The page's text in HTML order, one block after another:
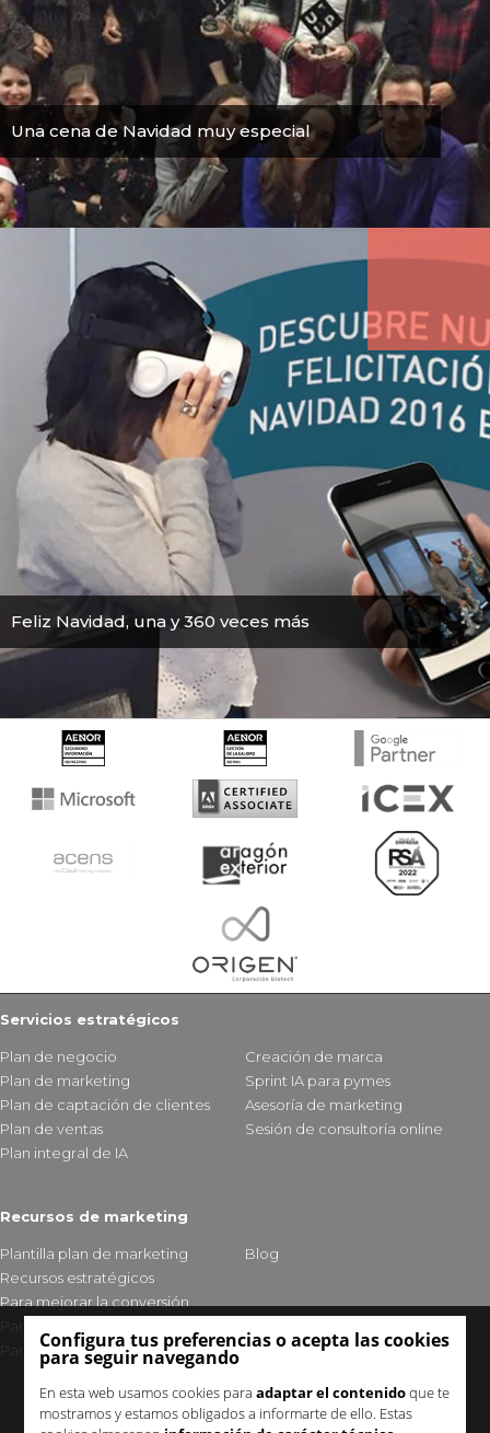
Configura tus preferencias o acepta las cookies
para seguir navegando
En esta web usamos cookies para adaptar el contenidoque te
mostramos y estamos obligados a informarte de ello. Estas
Una cena de Navidad muy especial
Feliz Navidad, una y 360 veces más
Servicios estratégicos
Plan de negocio
Plan de marketing
Plan de captación de clientes
Plan de ventas
Plan integral de IA
Creación de marca
Sprint IA para pymes
Asesoría de marketing
Sesión de consultoría online
Recursos de marketing
Plantilla plan de marketing
Recursos estratégicos
Para mejorar la conversión
Para mejorar tu visibilidad
Blog